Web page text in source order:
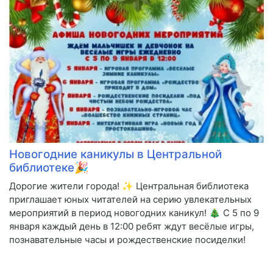
Новогодние каникулы в Центральной
библиотеке🎉
Дорогие жители города! ✨ Центральная библиотека
приглашает юных читателей на серию увлекательных
мероприятий в период новогодних каникул! 🎄 С 5 по 9
января каждый день в 12:00 ребят ждут весёлые игры,
познавательные часы и рождественские посиделки!